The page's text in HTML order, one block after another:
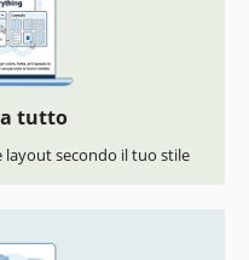
tutto
secondo il tuo stile